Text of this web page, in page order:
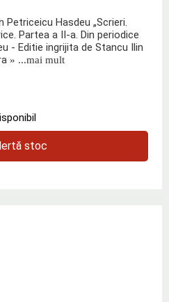
Hasdeu „Scrieri.
Partea a II-a. Din periodice
- Editie ingrijita de Stancu Ilin
» ...mai mult
stoc